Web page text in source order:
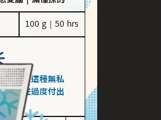
100 g｜50 hrs
需求，這種無私
他們在過度付出
需求。